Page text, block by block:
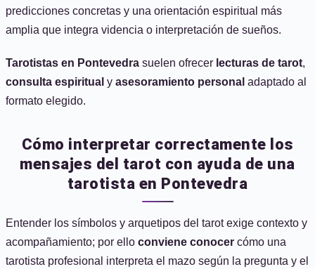
predicciones concretas y una orientación espiritual más
amplia que integra videncia o interpretación de sueños.
Tarotistas en Pontevedra suelen ofrecer lecturas de tarot,
consulta espiritual y asesoramiento personal adaptado al
formato elegido.
Cómo interpretar correctamente los
mensajes del tarot con ayuda de una
tarotista en Pontevedra
Entender los símbolos y arquetipos del tarot exige contexto y
acompañamiento; por ello conviene conocer cómo una
tarotista profesional interpreta el mazo según la pregunta y el